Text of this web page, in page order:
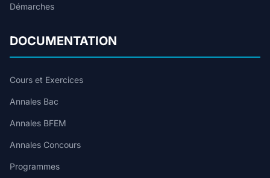
Démarches
DOCUMENTATION
Cours et Exercices
Annales Bac
Annales BFEM
Annales Concours
Programmes